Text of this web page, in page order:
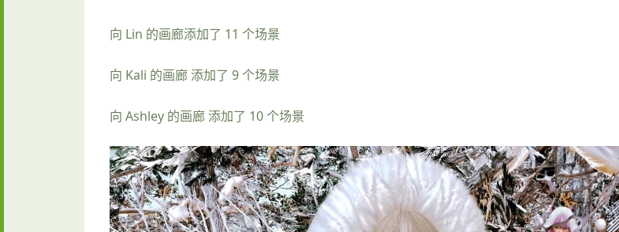
向 Lin 的画廊添加了 11 个场景
向 Kali 的画廊 添加了 9 个场景
向 Ashley 的画廊 添加了 10 个场景